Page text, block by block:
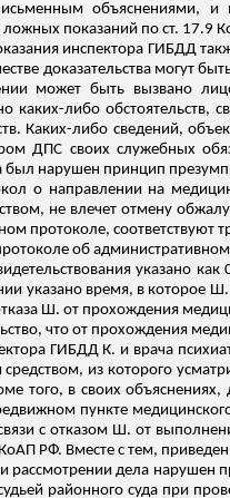
объяснениями, и
ложных показаний по ст. 17.9
инспектора ГИБДД
доказательства могут
может быть вызвано
каких-либо обстоятельств,
Каких-либо сведений,
ДПС своих служебных
был нарушен принцип
о направлении на
не влечет отмену
протоколе, соответствуют
об
указано
указано время, в которое
Ш. от прохождения
что от прохождения
ГИБДД К. и врача
из которого
того, в своих
пункте
связи с отказом Ш. от
РФ. Вместе с тем,
дела нарушен
районного суда при